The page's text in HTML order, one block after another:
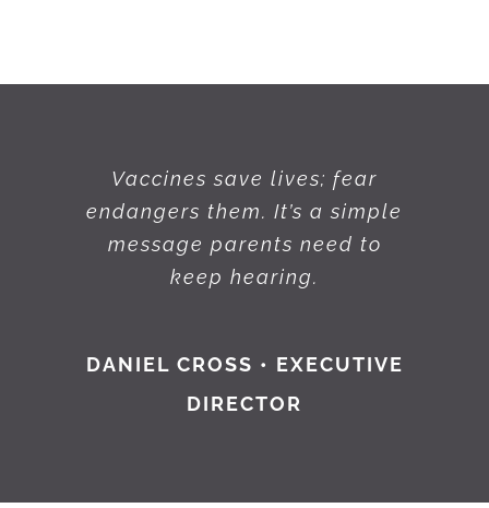
Vaccines save lives; fear
endangers them. It’s a simple
message parents need to
keep hearing.
DANIEL CROSS • EXECUTIVE
DIRECTOR